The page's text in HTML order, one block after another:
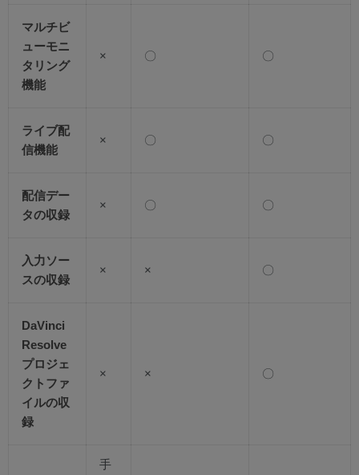
マルチビ
ューモニ
タリング
機能
× 〇 〇
ライブ配
信機能
× 〇 〇
配信デー
タの収録
× 〇 〇
入力ソー
スの収録
× × 〇
DaVinci
Resolve
プロジェ
クトファ
イルの収
録
× × 〇
手